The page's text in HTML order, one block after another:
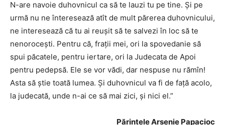
N-are navoie duhovnicul ca să te lauzi tu pe tine. Și pe
urmă nu ne înteresează atît de mult părerea duhovnicului,
ne interesează că tu ai reușit să te salvezi în loc să te
nenorocești. Pentru că, frații mei, ori la spovedanie să
spui păcatele, pentru iertare, ori la Judecata de Apoi
pentru pedepsă. Ele se vor vădi, dar nespuse nu rămîn!
Asta să știe toată lumea. Și duhovnicul va fi de față acolo,
la judecată, unde n-ai ce să mai zici, și nici el.”
Părintele Arsenie Papacioc